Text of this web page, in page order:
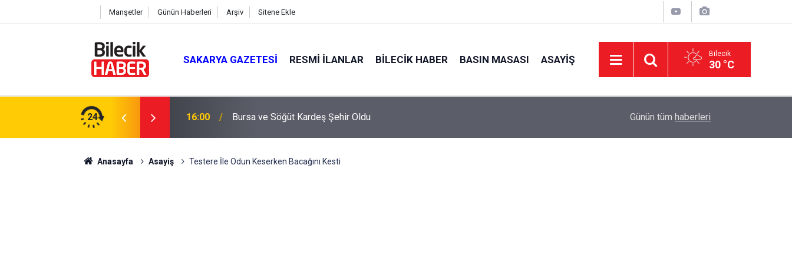
Manşetler Günün Haberleri Arşiv Sitene Ekle
SAKARYA GAZETESI RESMI İLANLAR BILECIK HABER BASIN MASASI ASAYIŞ Bilecik
30 °C
24
Teminat Tamamlandı 16:00 Bursa ve Söğüt Kardeş Şehir Oldu Müftü Arpacı Yaz Kur'an Kurslarını Ziyaret Etti
Günün tüm haberleri
Anasayfa Asayiş Testere İle Odun Keserken Bacağını Kesti